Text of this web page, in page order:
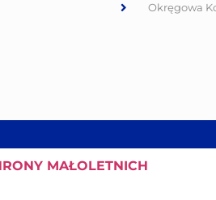
Okręgowa
MAŁOLETNICH